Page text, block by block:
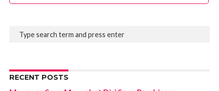
RECENT POSTS